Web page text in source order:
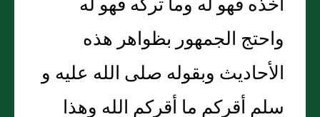
واحتج الجمهور بظواهر هذه
الأحاديث وبقوله صلى الله عليه و
سلم أقركم ما أقركم الله وهذا